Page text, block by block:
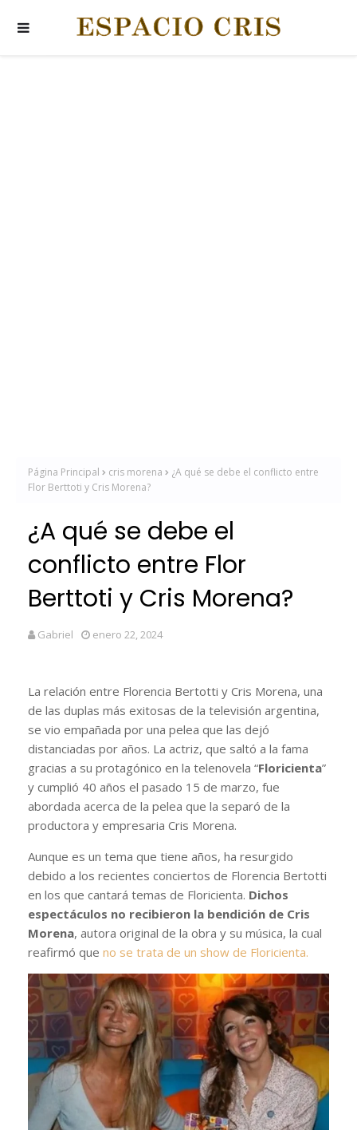
Página Principal cris morena
¿A qué se debe el conflicto entre
Flor Berttoti y Cris Morena?
¿A qué se debe el
conflicto entre Flor
Berttoti y Cris Morena?
Gabriel enero 22, 2024
La relación entre Florencia Bertotti y Cris Morena, una
de las duplas más exitosas de la televisión argentina,
se vio empañada por una pelea que las dejó
distanciadas por años. La actriz, que saltó a la fama
gracias a su protagónico en la telenovela “Floricienta”
y cumplió 40 años el pasado 15 de marzo, fue
abordada acerca de la pelea que la separó de la
productora y empresaria Cris Morena.
Aunque es un tema que tiene años, ha resurgido
debido a los recientes conciertos de Florencia Bertotti
en los que cantará temas de Floricienta. Dichos
espectáculos no recibieron la bendición de Cris
Morena, autora original de la obra y su música, la cual
reafirmó que no se trata de un show de Floricienta.